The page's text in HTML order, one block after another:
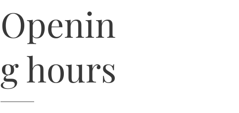
Openin
g hours